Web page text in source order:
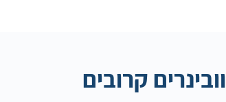
וובינרים קרובים